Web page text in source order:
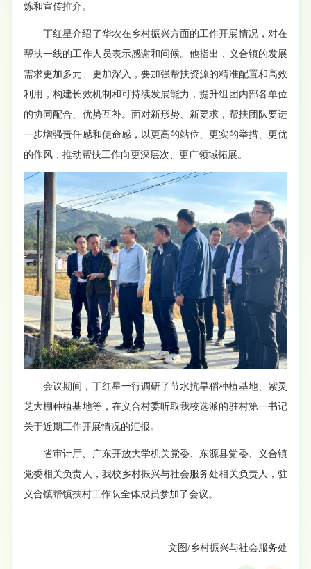
炼和宣传推介。
丁红星介绍了华农在乡村振兴方面的工作开展情况，对在
帮扶一线的工作人员表示感谢和问候。他指出，义合镇的发展
需求更加多元、更加深入，要加强帮扶资源的精准配置和高效
利用，构建长效机制和可持续发展能力，提升组团内部各单位
的协同配合、优势互补。面对新形势、新要求，帮扶团队要进
一步增强责任感和使命感，以更高的站位、更实的举措、更优
的作风，推动帮扶工作向更深层次、更广领域拓展。
会议期间，丁红星一行调研了节水抗旱稻种植基地、紫灵
芝大棚种植基地等，在义合村委听取我校选派的驻村第一书记
关于近期工作开展情况的汇报。
省审计厅、广东开放大学机关党委、东源县党委、义合镇
党委相关负责人，我校乡村振兴与社会服务处相关负责人，驻
义合镇帮镇扶村工作队全体成员参加了会议。
文图/乡村振兴与社会服务处